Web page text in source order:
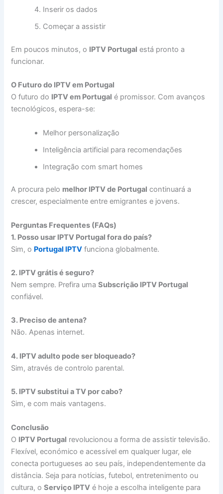
Inserir os dados
Começar a assistir
Em poucos minutos, o IPTV Portugal está pronto a
funcionar.
O Futuro do IPTV em Portugal
O futuro do IPTV em Portugal é promissor. Com avanços
tecnológicos, espera-se:
Melhor personalização
Inteligência artificial para recomendações
Integração com smart homes
A procura pelo melhor IPTV de Portugal continuará a
crescer, especialmente entre emigrantes e jovens.
Perguntas Frequentes (FAQs)
1. Posso usar IPTV Portugal fora do país?
Sim, o Portugal IPTV funciona globalmente.
2. IPTV grátis é seguro?
Nem sempre. Prefira umaSubscrição IPTV Portugal
confiável.
3. Preciso de antena?
Não. Apenas internet.
4. IPTV adulto pode ser bloqueado?
Sim, através de controlo parental.
5. IPTV substitui a TV por cabo?
Sim, e com mais vantagens.
Conclusão
O IPTV Portugal revolucionou a forma de assistir televisão.
Flexível, económico e acessível em qualquer lugar, ele
conecta portugueses ao seu país, independentemente da
distância. Seja para notícias, futebol, entretenimento ou
cultura, oServiço IPTV é hoje a escolha inteligente para